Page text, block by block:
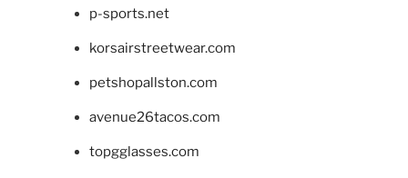
p-sports.net
korsairstreetwear.com
petshopallston.com
avenue26tacos.com
topgglasses.com